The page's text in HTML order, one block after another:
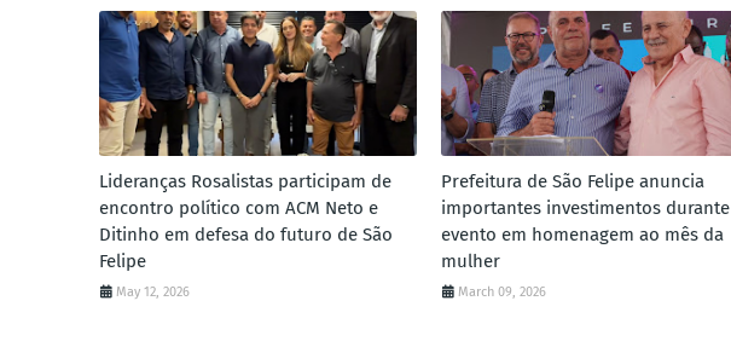
Lideranças Rosalistas participam de
encontro político com ACM Neto e
Ditinho em defesa do futuro de São
Felipe
May 12, 2026
Prefeitura de São Felipe anuncia
importantes investimentos durante
evento em homenagem ao mês da
mulher
March 09, 2026